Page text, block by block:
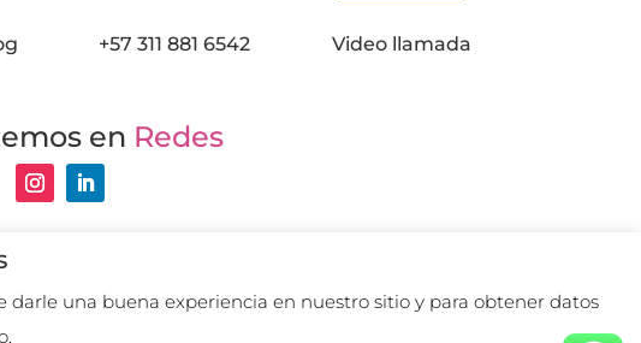
+57 311 881 6542 Video llamada
en Redes
desde Colombia.
darle una buena experiencia en nuestro sitio y para obtener datos